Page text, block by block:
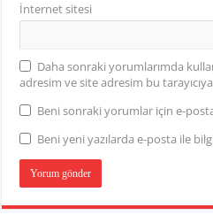
İnternet sitesi
Daha sonraki yorumlarımda
adresim ve site adresim bu
Beni sonraki yorumlar için e-
Beni yeni yazılarda e-posta ile